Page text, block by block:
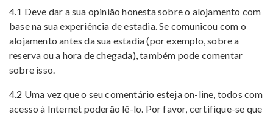
4.1 Deve dar a sua opinião honesta sobre o alojamento com
base na sua experiência de estadia. Se comunicou com o
alojamento antes da sua estadia (por exemplo, sobre a
reserva ou a hora de chegada), também pode comentar
sobre isso.
4.2 Uma vez que o seu comentário esteja on-line, todos com
acesso à Internet poderão lê-lo. Por favor, certifique-se que